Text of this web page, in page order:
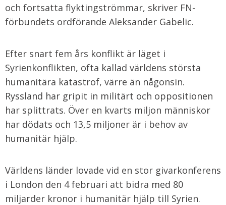
och fortsatta flyktingströmmar, skriver FN-
förbundets ordförande Aleksander Gabelic.
Efter snart fem års konflikt är läget i
Syrienkonflikten, ofta kallad världens största
humanitära katastrof, värre än någonsin.
Ryssland har gripit in militärt och oppositionen
har splittrats. Över en kvarts miljon människor
har dödats och 13,5 miljoner är i behov av
humanitär hjälp.
Världens länder lovade vid en stor givarkonferens
i London den 4 februari att bidra med 80
miljarder kronor i humanitär hjälp till Syrien.